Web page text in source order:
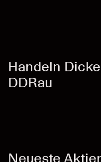
Handeln
DDRau
Neueste